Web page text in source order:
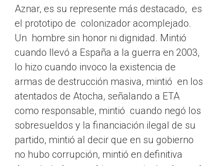
Aznar, es su represente más destacado, es
el prototipo de colonizador acomplejado.
Un hombre sin honor ni dignidad. Mintió
cuando llevó a España a la guerra en 2003,
lo hizo cuando invoco la existencia de
armas de destrucción masiva, mintió en los
atentados de Atocha, señalando a ETA
como responsable, mintió cuando negó los
sobresueldos y la financiación ilegal de su
partido, mintió al decir que en su gobierno
no hubo corrupción, mintió en definitiva